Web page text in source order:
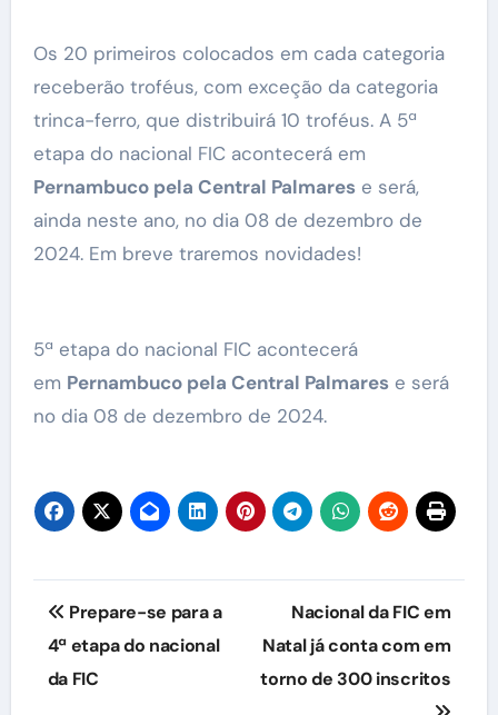
Os 20 primeiros colocados em cada categoria
receberão troféus, com exceção da categoria
trinca-ferro, que distribuirá 10 troféus. A 5ª
etapa do nacional FIC acontecerá em
Pernambuco pela Central Palmarese será,
ainda neste ano, no dia 08 de dezembro de
2024. Em breve traremos novidades!
5ª etapa do nacional FIC acontecerá
em Pernambuco pela Central Palmarese será
no dia 08 de dezembro de 2024.
Navegação
de
Post
Prepare-se para a
4ª etapa do nacional
da FIC
Nacional da FIC em
Natal já conta com em
torno de 300 inscritos